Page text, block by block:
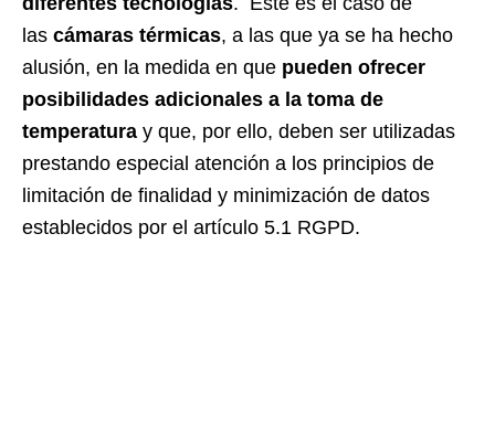
las cámaras térmicas, a las que ya se ha hecho
alusión, en la medida en que pueden ofrecer
posibilidades adicionales a la toma de
temperatura y que, por ello, deben ser utilizadas
prestando especial atención a los principios de
limitación de finalidad y minimización de datos
establecidos por el artículo 5.1 RGPD.